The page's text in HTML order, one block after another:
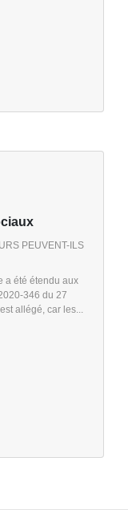
PEUVENT-ILS
a été étendu aux
346 du 27
allégé, car les...